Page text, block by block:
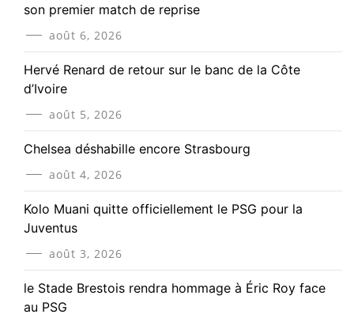
son premier match de reprise
août 6, 2026
Hervé Renard de retour sur le banc de la Côte
d’Ivoire
août 5, 2026
Chelsea déshabille encore Strasbourg
août 4, 2026
Kolo Muani quitte officiellement le PSG pour la
Juventus
août 3, 2026
le Stade Brestois rendra hommage à Éric Roy face
au PSG